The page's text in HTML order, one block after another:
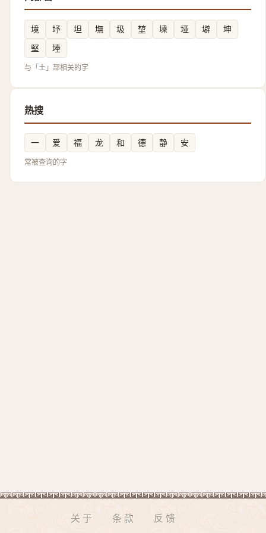
境 㘧 坦 墲 圾 堏 塖 垭 壀
坤
堅
堘
与「土」部相关的字
热搜
一 爱 福 龙 和 德 静 安
常被查询的字
关于 条款 反馈